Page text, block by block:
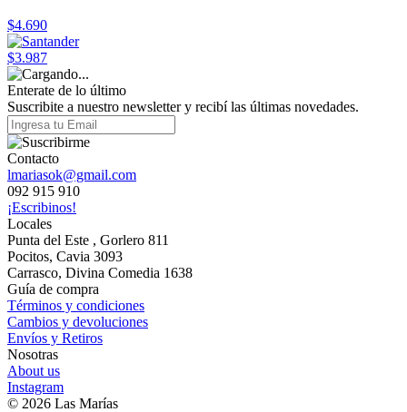
$4.690
$3.987
Enterate de lo último
Suscribite a nuestro newsletter y recibí las últimas novedades.
Contacto
lmariasok@gmail.com
092 915 910
¡Escribinos!
Locales
Punta del Este , Gorlero 811
Pocitos, Cavia 3093
Carrasco, Divina Comedia 1638
Guía de compra
Términos y condiciones
Cambios y devoluciones
Envíos y Retiros
Nosotras
About us
Instagram
© 2026 Las Marías